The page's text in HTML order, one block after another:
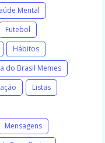
Mental
Futebol
Hábitos
do Brasil Memes
Listas
Mensagens